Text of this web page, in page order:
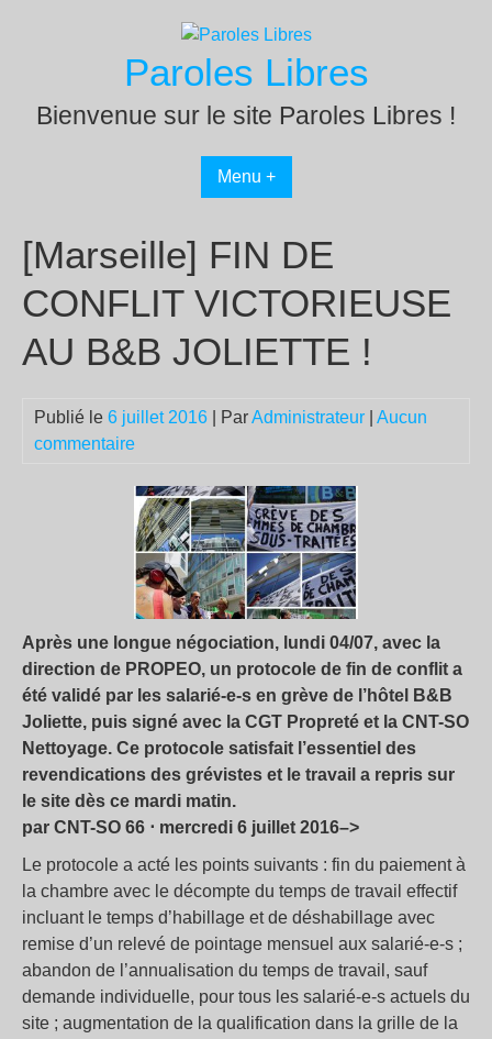
Paroles Libres
Bienvenue sur le site Paroles Libres !
Menu +
[Marseille] FIN DE
CONFLIT VICTORIEUSE
AU B&B JOLIETTE !
Publié le 6 juillet 2016 | ParAdministrateur
Aucun
commentaire
Après une longue négociation, lundi 04/07, avec la
direction de PROPEO, un protocole de fin de conflit a
été validé par les salarié-e-s en grève de l’hôtel B&B
Joliette, puis signé avec la CGT Propreté et la CNT-SO
Nettoyage. Ce protocole satisfait l’essentiel des
revendications des grévistes et le travail a repris sur
le site dès ce mardi matin.
par CNT-SO 66 ⋅ mercredi 6 juillet 2016–>
Le protocole a acté les points suivants : fin du paiement à
la chambre avec le décompte du temps de travail effectif
incluant le temps d’habillage et de déshabillage avec
remise d’un relevé de pointage mensuel aux salarié-e-s ;
abandon de l’annualisation du temps de travail, sauf
demande individuelle, pour tous les salarié-e-s actuels du
site ; augmentation de la qualification dans la grille de la